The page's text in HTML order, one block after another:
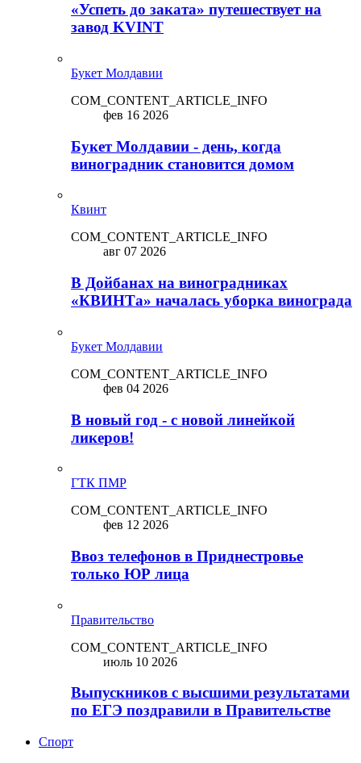
«Успеть до заката» путешествует на
завод KVINT
Букет Молдавии
COM_CONTENT_ARTICLE_INFO
фев 16 2026
Букет Молдавии - день, когда
виноградник становится домом
Квинт
COM_CONTENT_ARTICLE_INFO
авг 07 2026
В Дойбанах на виноградниках
«КВИНТа» началась уборка винограда
Букет Молдавии
COM_CONTENT_ARTICLE_INFO
фев 04 2026
В новый год - с новой линейкой
ликepoв!
ГТК ПМР
COM_CONTENT_ARTICLE_INFO
фев 12 2026
Ввоз телефонов в Приднестровье
только ЮР лица
Правительство
COM_CONTENT_ARTICLE_INFO
июль 10 2026
Выпускников с высшими результатами
по ЕГЭ поздравили в Правительстве
Спорт